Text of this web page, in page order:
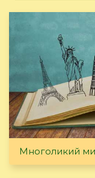
Многоликий